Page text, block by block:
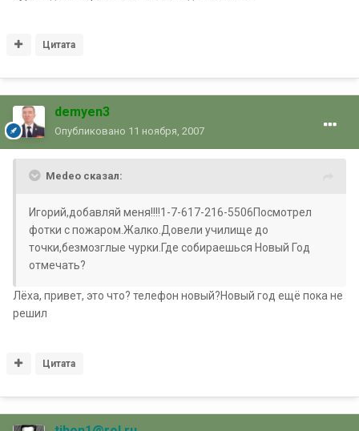
Цитата
demyen3
Опубликовано 11 ноября, 2007
Medeo сказал:
Игорий,добавляй меня!!!!1-7-617-216-5506Посмотрел
фотки с пожаром.Жалко.Довели училище до
точки,безмозглые чурки.Где собираешься Новый Год
отмечать?
Лёха, привет, это что? телефон новый?Новый год ещё пока не
решил
Цитата